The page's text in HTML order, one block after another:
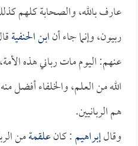
عارف بالله، والصحابة كلهم
ربيون، وإنما جاء أنابن الحنفية
عنهم: اليوم مات رباني هذه
الله من العلم، والخلفاء أفضل
هم الربانيين.
وقالإبراهيم: كانعلقمةمن